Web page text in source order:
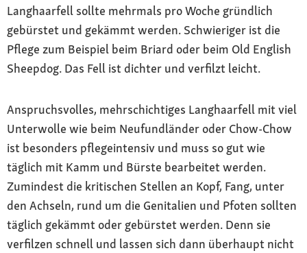
Langhaarfell sollte mehrmals pro Woche gründlich
gebürstet und gekämmt werden. Schwieriger ist die
Pflege zum Beispiel beim Briard oder beim Old English
Sheepdog. Das Fell ist dichter und verfilzt leicht.
Anspruchsvolles, mehrschichtiges Langhaarfell mit viel
Unterwolle wie beim Neufundländer oder Chow-Chow
ist besonders pflegeintensiv und muss so gut wie
täglich mit Kamm und Bürste bearbeitet werden.
Zumindest die kritischen Stellen an Kopf, Fang, unter
den Achseln, rund um die Genitalien und Pfoten sollten
täglich gekämmt oder gebürstet werden. Denn sie
verfilzen schnell und lassen sich dann überhaupt nicht